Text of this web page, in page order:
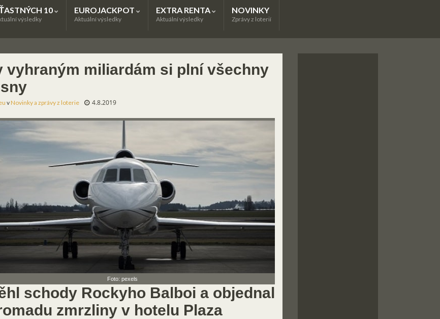
10
výsledky
EUROJACKPOT
Aktuální výsledky
EXTRA RENTA
Aktuální výsledky
NOVINKY
Zprávy z loterií
vyhraným miliardám si plní všechny
vNovinky a zprávy z loterie 4.8.2019
Foto: pexels
schody Rockyho Balboi a objednal
zmrzliny v hotelu Plaza